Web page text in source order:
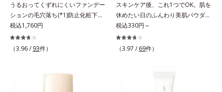
うるおってくずれにくいファンデー
ションの毛穴落ち(*1)防止化粧下
地。ファンデーションの毛穴落ち
(*1)防止化粧下地です。毛穴
1/10000サイズのマイクロカバー成
ファンデが毛穴に落ちる隙をつくら
税込1,760円
（3.96 / 93件）
スキンケア後、これ1つでOK。肌を
休めたい日のふんわり美肌パウダ
ー。ふんわり美肌が叶う、うるおい
パウダーです。3色の光を操るパウ
ダーがツヤと透明感を演出。ソフト
ー。ふんわり軽いつけごこちながら
美肌質感を叶えます。さらに花粉や
税込330円～
（3.97 / 69件）